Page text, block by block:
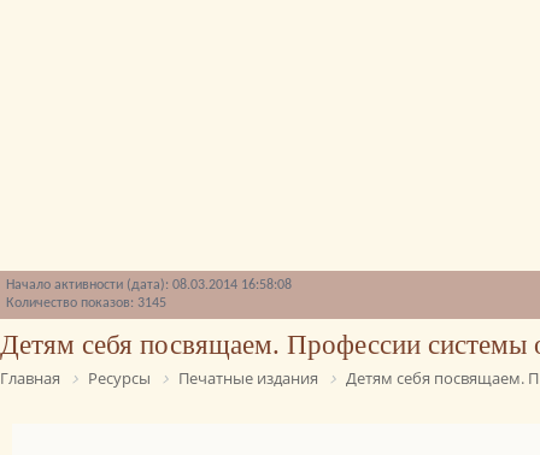
Начало активности (дата): 08.03.2014 16:58:08
Количество показов: 3145
Детям себя посвящаем. Профессии системы
Главная Ресурсы Печатные издания Детям себя посвящаем.